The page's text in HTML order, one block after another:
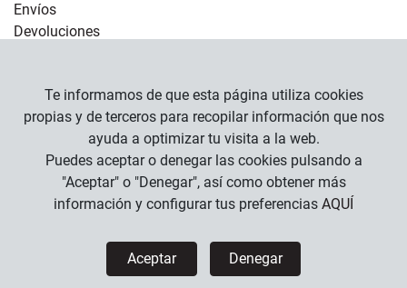
Envíos
Devoluciones
Información legal
Condiciones Generales
Política de Privacidad
Política de Cookies
Te informamos de que esta página utiliza cookies
propias y de terceros para recopilar información que nos
ayuda a optimizar tu visita a la web.
Puedes aceptar o denegar las cookies pulsando a
"Aceptar" o "Denegar", así como obtener más
información y configurar tus preferencias AQUÍ
Aceptar Denegar